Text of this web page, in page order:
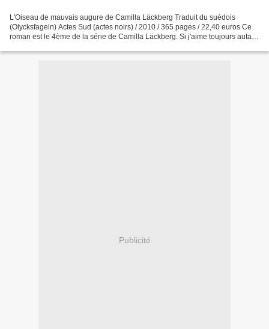
L'Oiseau de mauvais augure de Camilla Läckberg Traduit du suédois
(Olycksfageln) Actes Sud (actes noirs) / 2010 / 365 pages / 22,40 euros Ce
roman est le 4ème de la série de Camilla Läckberg. Si j'aime toujours autant
Publicité